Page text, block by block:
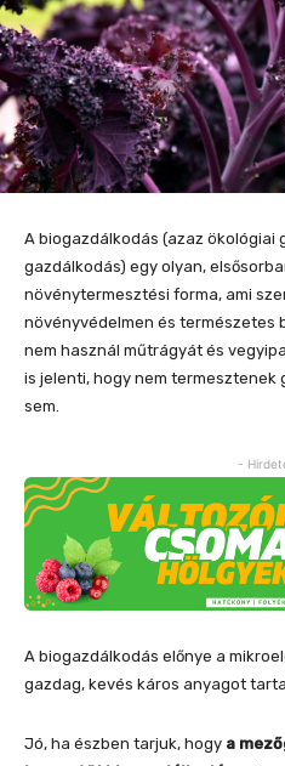
A biogazdálkodás (azaz ökológiai
gazdálkodás) egy olyan,
növénytermesztési forma, ami
növényvédelmen és természetes
nem használ műtrágyát és
is jelenti, hogy nem
sem.
-
A biogazdálkodás előnye a
gazdag, kevés káros anyagot
Jó, ha észben tarjuk, hogy a